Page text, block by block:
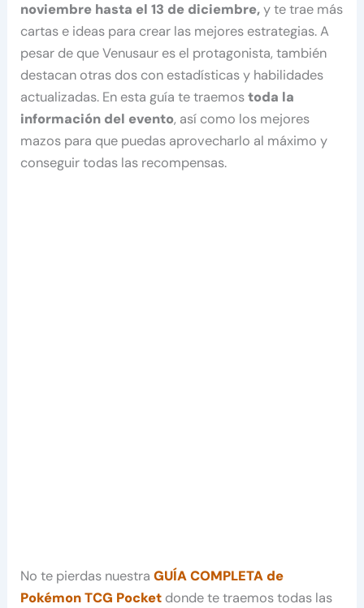
noviembre hasta el 13 de diciembre,y te trae más
cartas e ideas para crear las mejores estrategias. A
pesar de que Venusaur es el protagonista, también
destacan otras dos con estadísticas y habilidades
actualizadas. En esta guía te traemostoda la
información del evento, así como los mejores
mazos para que puedas aprovecharlo al máximo y
conseguir todas las recompensas.
No te pierdas nuestraGUÍA COMPLETA de
Pokémon TCG Pocket donde te traemos todas las